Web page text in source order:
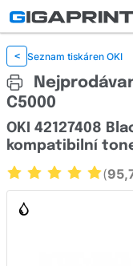
< Seznam tiskáren OKI
C5000
OKI 42127408
kompatibilní
(